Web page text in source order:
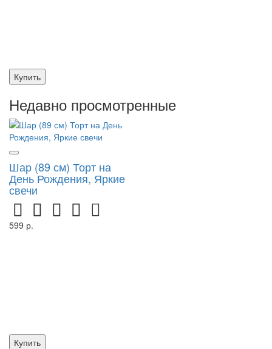
Купить
Недавно просмотренные
Шар (89 см) Торт на
День Рождения, Яркие
свечи
599 р.
Купить